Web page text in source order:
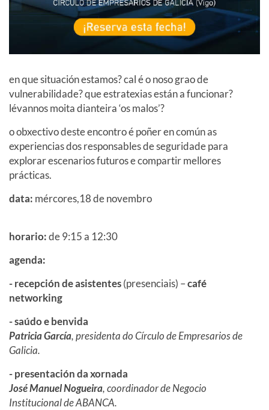
en que situación estamos? cal é o noso grao de
vulnerabilidade? que estratexias están a funcionar?
lévannos moita dianteira ‘os malos’?
o obxectivo deste encontro é poñer en común as
experiencias dos responsables de seguridade para
explorar escenarios futuros e compartir mellores
prácticas.
data: mércores,18 de novembro
horario:de 9:15 a 12:30
agenda:
- recepción de asistentes(presenciais) –café
networking
- saúdo e benvida
Patricia García, presidenta do Círculo de Empresarios de
Galicia.
- presentación da xornada
José Manuel Nogueira, coordinador de Negocio
Institucional de ABANCA.